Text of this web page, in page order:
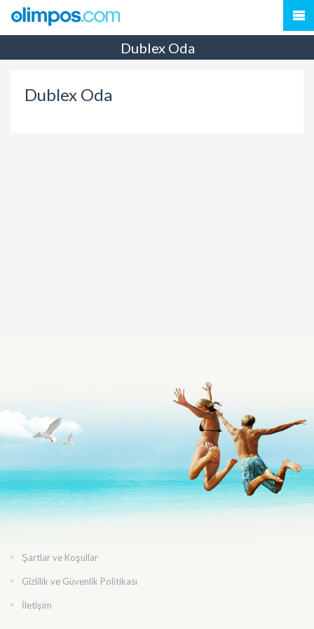
Dublex Oda
Dublex Oda
Şartlar ve Koşullar
Gizlilik ve Güvenlik Politikası
İletişim